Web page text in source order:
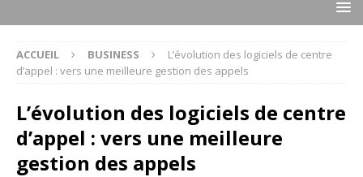
ACCUEIL BUSINESS
L’évolution des logiciels de centre
d’appel : vers une meilleure gestion des appels
L’évolution des logiciels de centre
d’appel : vers une meilleure
gestion des appels